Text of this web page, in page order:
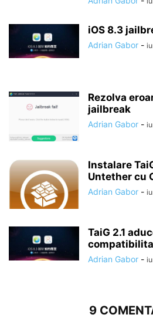
iOS 8.3
Adrian Gabor -
Rezolva
jailbreak
Adrian Gabor -
Instalare
Untether cu
Adrian Gabor -
TaiG 2.1
Adrian Gabor -
9